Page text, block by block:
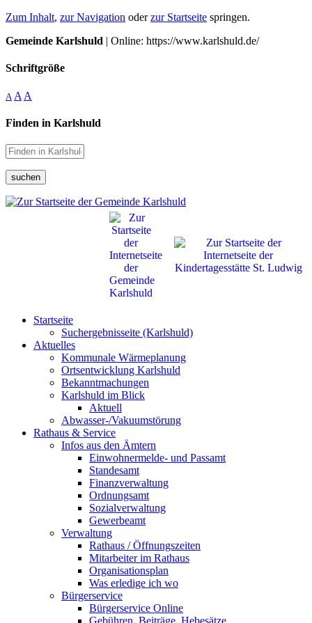
Zum Inhalt, zur Navigation oderzur Startseite springen.
Gemeinde Karlshuld | Online: https://www.karlshuld.de/
Schriftgröße
A A A
Finden in Karlshuld
suchen
Startseite
Suchergebnisseite (Karlshuld)
Aktuelles
Kommunale Wärmeplanung
Ortsentwicklung Karlshuld
Bekanntmachungen
Karlshuld im Blick
Aktuell
Abwasser-/Vakuumstörung
Rathaus & Service
Infos aus den Ämtern
Einwohnermelde- und Passamt
Standesamt
Finanzverwaltung
Ordnungsamt
Sozialverwaltung
Gewerbeamt
Verwaltung
Rathaus / Öffnungszeiten
Mitarbeiter im Rathaus
Organisationsplan
Was erledige ich wo
Bürgerservice
Bürgerservice Online
Gebühren, Beiträge, Hebesätze